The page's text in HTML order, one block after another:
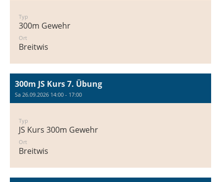
Typ
300m Gewehr
Ort
Breitwis
300m JS Kurs 7. Übung
Sa 26.09.2026 14:00 - 17:00
Typ
JS Kurs 300m Gewehr
Ort
Breitwis